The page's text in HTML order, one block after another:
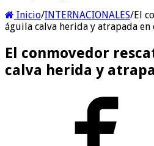
Inicio/INTERNACIONALES/El
águila calva herida y atrapada en
El conmovedor
calva herida y